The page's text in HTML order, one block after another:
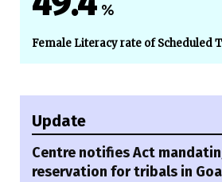
%
Female Literacy rate of Scheduled
Update
Centre notifies Act
reservation for tribals in